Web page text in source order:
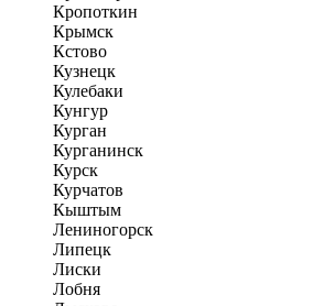
Кропоткин
Крымск
Кстово
Кузнецк
Кулебаки
Кунгур
Курган
Курганинск
Курск
Курчатов
Кыштым
Лениногорск
Липецк
Лиски
Лобня